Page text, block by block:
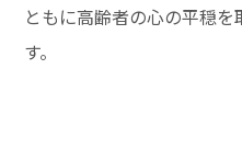
ともに高齢者の心の平穏
す。